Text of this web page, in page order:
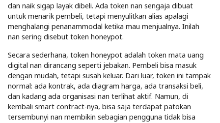
dan naik sigap layak dibeli. Ada token nan sengaja dibuat
untuk menarik pembeli, tetapi menyulitkan alias apalagi
menghalangi penanammodal ketika mau menjualnya. Inilah
nan sering disebut token honeypot.
Secara sederhana, token honeypot adalah token mata uang
digital nan dirancang seperti jebakan. Pembeli bisa masuk
dengan mudah, tetapi susah keluar. Dari luar, token ini tampak
normal: ada kontrak, ada diagram harga, ada transaksi beli,
dan kadang ada organisasi nan terlihat aktif. Namun, di
kembali smart contract-nya, bisa saja terdapat patokan
tersembunyi nan membikin sebagian pengguna tidak bisa